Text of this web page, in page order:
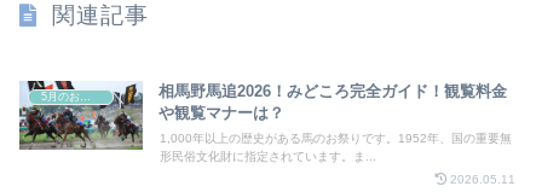
関連記事
5月のお祭り
相馬野馬追2026！みどころ完全ガイド！観覧料金
や観覧マナーは？
1,000年以上の歴史がある馬のお祭りです。1952年、国の重要無
形民俗文化財に指定されています。ま...
2026.05.11